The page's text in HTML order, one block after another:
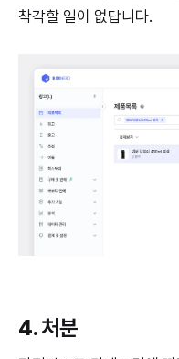
착각할 일이 없답니다.
4. 처분